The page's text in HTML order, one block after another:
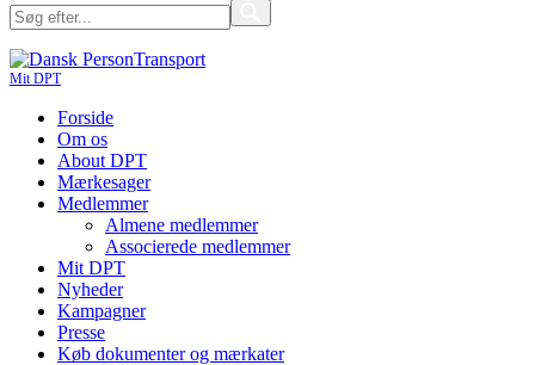
Mit DPT
Forside
Om os
About DPT
Mærkesager
Medlemmer
Almene medlemmer
Associerede medlemmer
Mit DPT
Nyheder
Kampagner
Presse
Køb dokumenter og mærkater